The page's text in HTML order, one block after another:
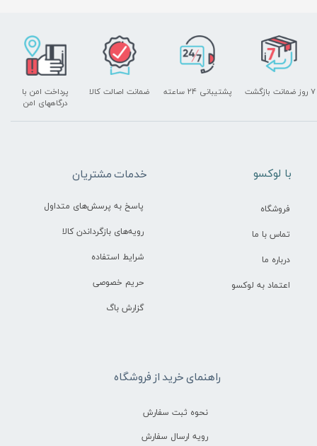
پشتیبانی ۲۴ ساعته
پرداخت امن با
درگاههای امن
۷ روز ضمانت بازگشت ضمانت اصالت کالا
راهنمای خرید از فروشگاه
نحوه ثبت سفارش
رویه ارسال سفارش
خدمات مشتریان
پاسخ به پرسش‌های متداول
رویه‌های بازگرداندن کالا
شرایط استفاده
حریم خصوصی
گزارش باگ
​با لوکسو
فروشگاه
تماس با ما
درباره ما
اعتماد به لوکسو